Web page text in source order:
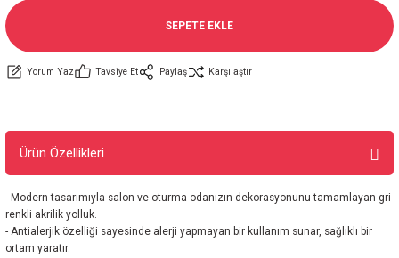
SEPETE EKLE
Yorum Yaz Tavsiye Et Paylaş Karşılaştır
Ürün Özellikleri
- Modern tasarımıyla salon ve oturma odanızın dekorasyonunu tamamlayan gri
renkli akrilik yolluk.
- Antialerjik özelliği sayesinde alerji yapmayan bir kullanım sunar, sağlıklı bir
ortam yaratır.